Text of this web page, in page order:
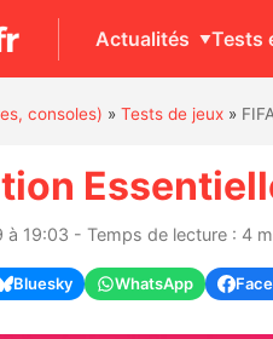
Actualités Tests
consoles) » Tests de jeux»
à 19:03 - Temps de lecture : 4
Bluesky WhatsApp